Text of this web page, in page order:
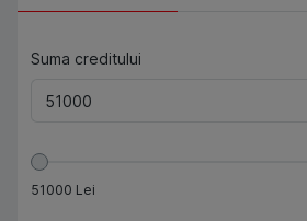
Suma creditului
51000 Lei